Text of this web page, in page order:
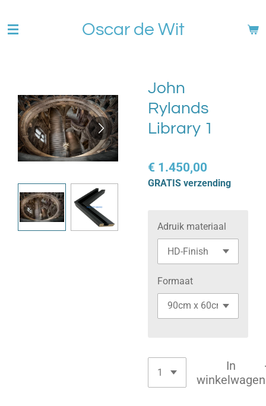
direct
Oscar de Wit
John
Rylands
Library 1
€ 1.450,00
GRATIS verzending
Adruik materiaal
Formaat
In
winkelwagen